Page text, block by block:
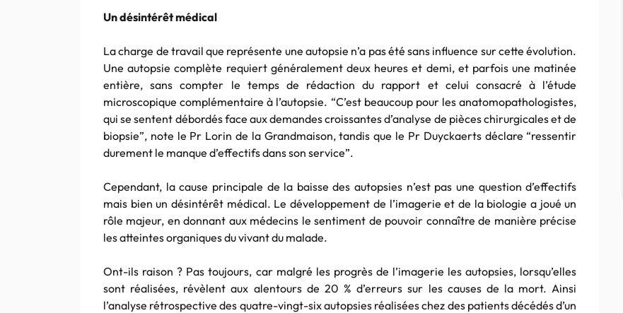
Un désintérêt médical
La charge de travail que représente une autopsie n’a pas été sans influence sur cette évolution.
Une autopsie complète requiert généralement deux heures et demi, et parfois une matinée
entière, sans compter le temps de rédaction du rapport et celui consacré à l’étude
microscopique complémentaire à l’autopsie. “C’est beaucoup pour les anatomopathologistes,
qui se sentent débordés face aux demandes croissantes d’analyse de pièces chirurgicales et de
biopsie”, note le Pr Lorin de la Grandmaison, tandis que le Pr Duyckaerts déclare “ressentir
durement le manque d’effectifs dans son service”.
Cependant, la cause principale de la baisse des autopsies n’est pas une question d’effectifs
mais bien un désintérêt médical. Le développement de l’imagerie et de la biologie a joué un
rôle majeur, en donnant aux médecins le sentiment de pouvoir connaître de manière précise
les atteintes organiques du vivant du malade.
Ont-ils raison ? Pas toujours, car malgré les progrès de l’imagerie les autopsies, lorsqu’elles
sont réalisées, révèlent aux alentours de 20 % d’erreurs sur les causes de la mort. Ainsi
l’analyse rétrospective des quatre-vingt-six autopsies réalisées chez des patients décédés d’un